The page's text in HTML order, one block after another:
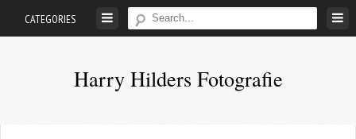
CATEGORIES
Harry Hilders Fotografie